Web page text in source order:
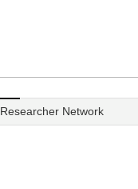
Researcher Network